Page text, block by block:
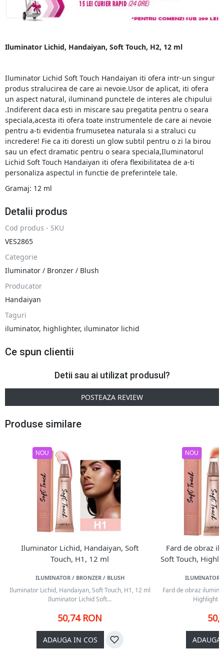
Iluminator Lichid, Handaiyan, Soft Touch, H2, 12 ml
Iluminator Lichid Soft Touch Handaiyan iti ofera intr-un singur
produs stralucirea de care ai nevoie.Usor de aplicat, iti ofera
un aspect natural, iluminand punctele de interes ale chipului
.Indiferent daca esti in miscare sau pregatita pentru o seara
speciala,acesta iti ofera toate instrumentele de care ai nevoie
pentru a-ti evidentia frumusetea naturala si a straluci cu
incredere! Fie ca iti doresti un glow subtil pentru o zi la birou
sau un efect dramatic pentru o seara speciala,Iluminatorul
Lichid Soft Touch Handaiyan iti ofera flexibilitatea de a-ti
personaliza aspectul in functie de preferintele tale.
Gramaj: 12 ml
Detalii produs
Cod produs - SKU
VES2865
Categorie
Iluminator / Bronzer / Blush
Producator
Handaiyan
Taguri
iluminator, highlighter, iluminator lichid
Ce spun clientii
Detii sau ai utilizat produsul?
POSTEAZA REVIEW
Produse similare
NOU
Iluminator Lichid, Handaiyan, Soft
Touch, H1, 12 ml
ILUMINATOR / BRONZER / BLUSH
Iluminator Lichid, Handaiyan, Soft Touch, H1, 12 ml
Iluminator Lichid Soft...
50,74 RON
ADAUGA IN COS
NOU
Fard de obraz
Soft Touch,
ILUMINATOR
Fard de obraz
Highlight
ADAUGA